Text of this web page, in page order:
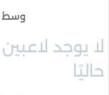
وسط
لا يوجد
حاليًا